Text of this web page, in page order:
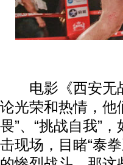
电影《西安无战
论光荣和热情，他
畏”、“挑战自我”
击现场，目睹“泰